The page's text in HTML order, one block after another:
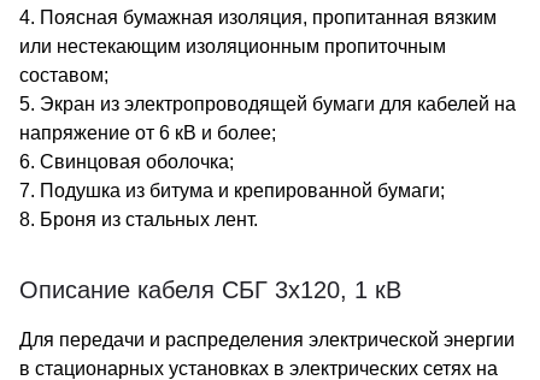
4. Поясная бумажная изоляция, пропитанная вязким
или нестекающим изоляционным пропиточным
составом;
5. Экран из электропроводящей бумаги для кабелей на
напряжение от 6 кВ и более;
6. Свинцовая оболочка;
7. Подушка из битума и крепированной бумаги;
8. Броня из стальных лент.
Описание кабеля СБГ 3х120, 1 кВ
Для передачи и распределения электрической энергии
в стационарных установках в электрических сетях на